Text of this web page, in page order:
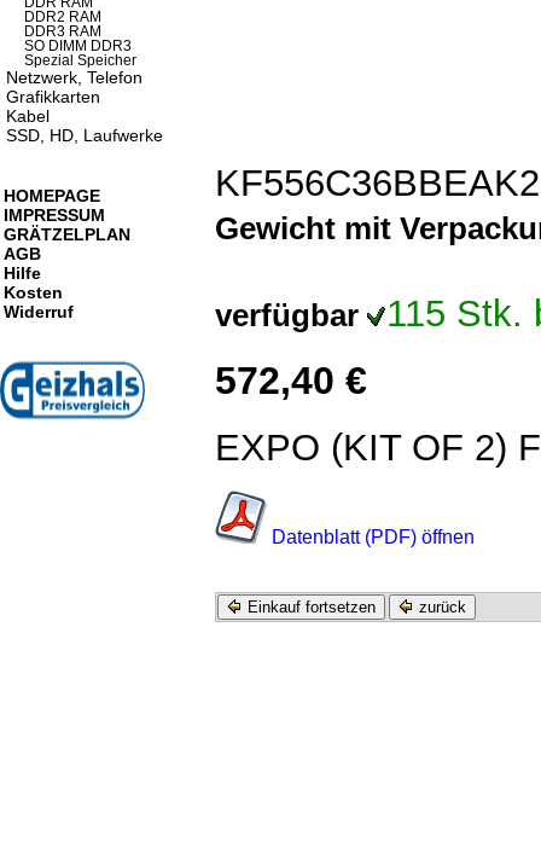
Gewicht mit
verfügbar 115 Stk.
572,40 €
EXPO (KIT OF 2)
Datenblatt (PDF) öffnen
Einkauf fortsetzen zurück
DDR2 RAM
DDR3 RAM
SO DIMM DDR3
Spezial Speicher
Netzwerk, Telefon
Grafikkarten
Kabel
SSD, HD, Laufwerke
HOMEPAGE
IMPRESSUM
GRÄTZELPLAN
AGB
Hilfe
Kosten
Widerruf